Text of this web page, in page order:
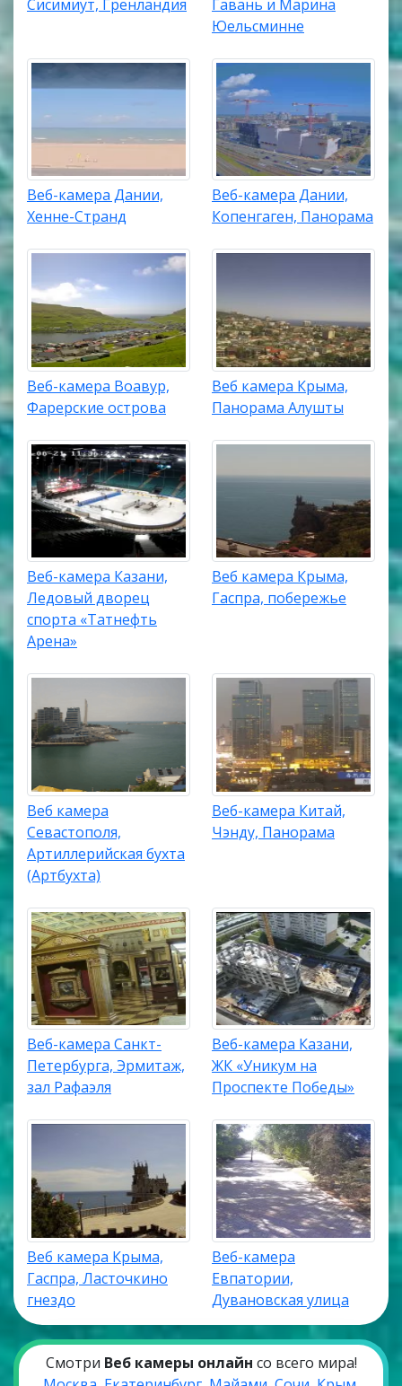
Сисимиут, Гренландия
Гавань и Марина
Юельсминне
Веб-камера Дании,
Хенне-Странд
Веб-камера Дании,
Копенгаген, Панорама
Веб-камера Воавур,
Фарерские острова
Веб камера Крыма,
Панорама Алушты
Веб-камера Казани,
Ледовый дворец
спорта «Татнефть
Арена»
Веб камера Крыма,
Гаспра, побережье
Веб камера
Севастополя,
Артиллерийская бухта
(Артбухта)
Веб-камера Китай,
Чэнду, Панорама
Веб-камера Санкт-
Петербурга, Эрмитаж,
зал Рафаэля
Веб-камера Казани,
ЖК «Уникум на
Проспекте Победы»
Веб камера Крыма,
Гаспра, Ласточкино
гнездо
Веб-камера
Евпатории,
Дувановская улица
Смотри Веб камеры онлайн со всего мира!